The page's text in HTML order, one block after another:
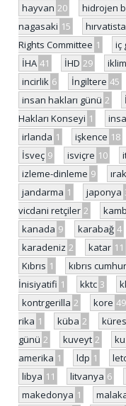
hayvan 20 hidrojen
nagasaki 15
Rights Committee 1 iç
İHA 41 İHD 29 iklim
incirlik 6 İngiltere 45
insan hakları günü 2
Hakları Konseyi 1
irlanda 1 işkence 18
İsveç 9 isviçre 10
izleme-dinleme 9 ırak
jandarma 1 japonya
vicdani retçiler 2
kanada 9 karabağ 4
karadeniz 2 katar 11
Kıbrıs 1 kıbrıs
İnisiyatifi 1 kktc 3
kontrgerilla 2 kore 49
rika 1 küba 2
günü 2 kuveyt 2
amerika 1 ldp 1
libya 11 litvanya 6
makedonya 1